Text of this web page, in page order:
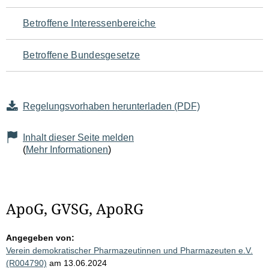
für
den
Seiteninhalt
Betroffene Interessenbereiche
Betroffene Bundesgesetze
Regelungsvorhaben herunterladen (PDF)
Inhalt dieser Seite melden
(Mehr Informationen)
ApoG, GVSG, ApoRG
Angegeben von:
Verein demokratischer Pharmazeutinnen und Pharmazeuten e.V.
(R004790) am 13.06.2024